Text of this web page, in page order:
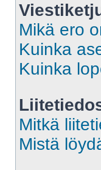
Mikä ero
Kuinka
Kuinka
Mitkä
Mistä